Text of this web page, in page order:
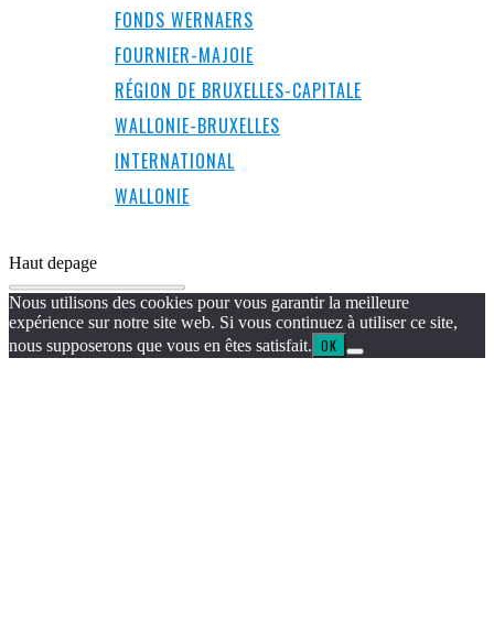
FONDS WERNAERS
FOURNIER-MAJOIE
RÉGION DE BRUXELLES-CAPITALE
WALLONIE-BRUXELLES
INTERNATIONAL
WALLONIE
Haut depage
Nous utilisons des cookies pour vous garantir la meilleure
expérience sur notre site web. Si vous continuez à utiliser ce site,
nous supposerons que vous en êtes satisfait. OK